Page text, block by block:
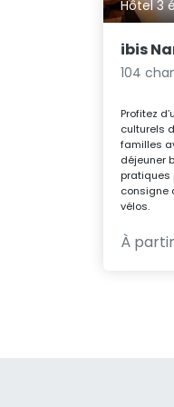
Hôtel 3
ibis
104
Profitez
culturels
familles
déjeuner
pratiques
consigne
vélos.
À